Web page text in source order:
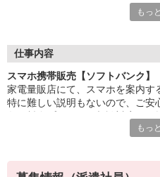
各キャリアの新機種が特別価格
特別割引価格でご利用可能☆☆
お得に過ごしたいあなたの味方
【選べるお仕事いろいろ】
事務、経理、データ入力、コ
▼工場・製造・軽作業系
もっ
仕事内容
スマホ携帯販売【ソフトバンク】
家電量販店にて、スマホを案内す
特に難しい説明もないので、ご安
満足度◎
もっ